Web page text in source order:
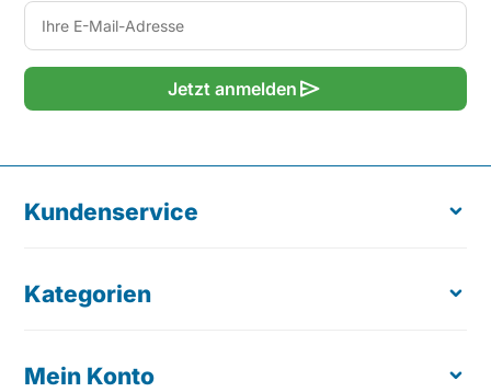
Jetzt anmelden send
Kundenservice
Über uns
Bestellung retournieren
Mein Konto
Kategorien
Ergonomische Maus